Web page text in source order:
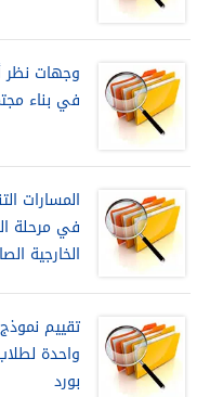
وجهات نظر
في بناء
المسارات
في مرحلة
الخارجية
تقييم
واحدة
بورد